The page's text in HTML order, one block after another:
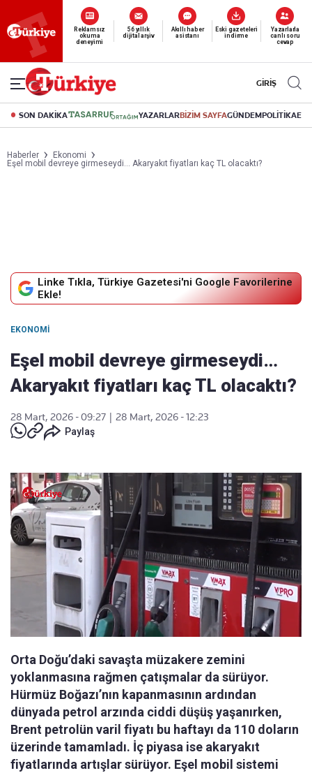
Yeni nesil dijital
abonelik 19 TL’den başlayan fiyatlarla.
GİRİŞ
SON DAKİKA YAZARLARBİZİM SAYFAGÜNDEMPOLİTİKA
Haberler
Ekonomi
Eşel mobil devreye girmeseydi… Akaryakıt fiyatları kaç TL olacaktı?
Linke Tıkla, Türkiye Gazetesi'ni Google Favorilerine
Ekle!
EKONOMI
Eşel mobil devreye girmeseydi…
Akaryakıt fiyatları kaç TL olacaktı?
28 Mart, 2026 - 09:27
28 Mart, 2026 - 12:23
Paylaş
Orta Doğu’daki savaşta müzakere zemini
yoklanmasına rağmen çatışmalar da sürüyor.
Hürmüz Boğazı’nın kapanmasının ardından
dünyada petrol arzında ciddi düşüş yaşanırken,
Brent petrolün varil fiyatı bu haftayı da 110 doların
üzerinde tamamladı. İç piyasa ise akaryakıt
fiyatlarında artışlar sürüyor. Eşel mobil sistemi